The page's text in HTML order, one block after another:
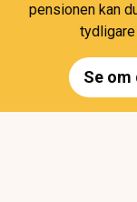
pensionen kan
Se om